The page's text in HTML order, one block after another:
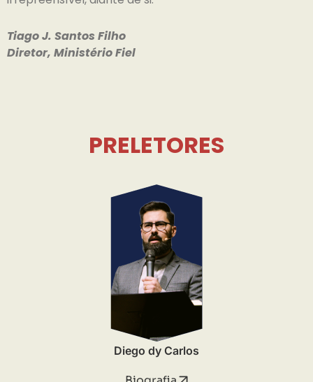
Tiago J. Santos Filho
Diretor, Ministério Fiel
PRELETORES
Diego dy Carlos